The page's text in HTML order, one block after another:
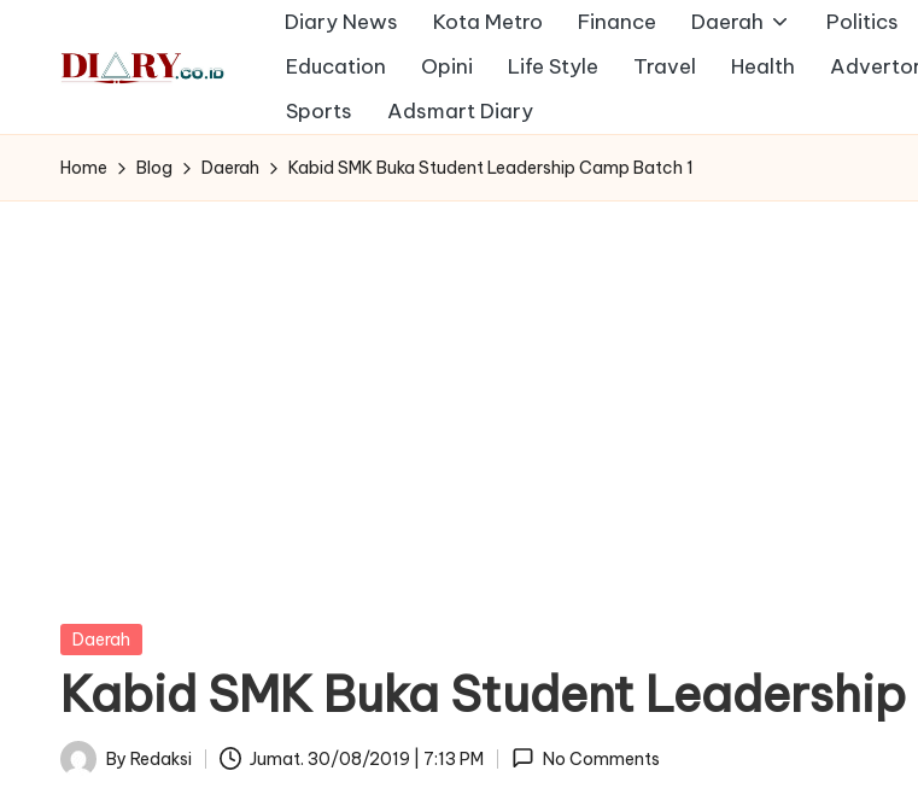
contentD
i
Diary News Kota Metro Finance Daerah
Politics
Education
Opini Life Style Travel Health
Sports
Adsmart Diary
Home Blog Daerah Kabid SMK Buka Student Leadership Camp Batch 1
Posted
Daerah
Kabid SMK Buka Student
Posted
By Redaksi Jumat. 30/08/2019 | 7:13 PM No Comments